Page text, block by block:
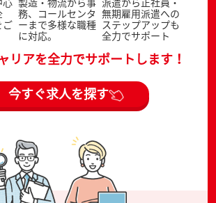
ご
務、コールセンタ
ーまで多様な職種
に対応。
無期雇用派遣への
ステップアップも
全力でサポート
リアを全力でサポートします！
今すぐ求人を探す